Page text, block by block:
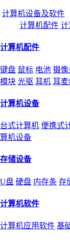
计算机设备及软件
计算机配件 计
计算机配件
键盘 鼠标 电池 摄像
模块 光驱 耳机 耳
计算机设备
台式计算机 便携式
算机设备
存储设备
U盘 硬盘 内存条 存
计算机软件
计算机应用软件 基